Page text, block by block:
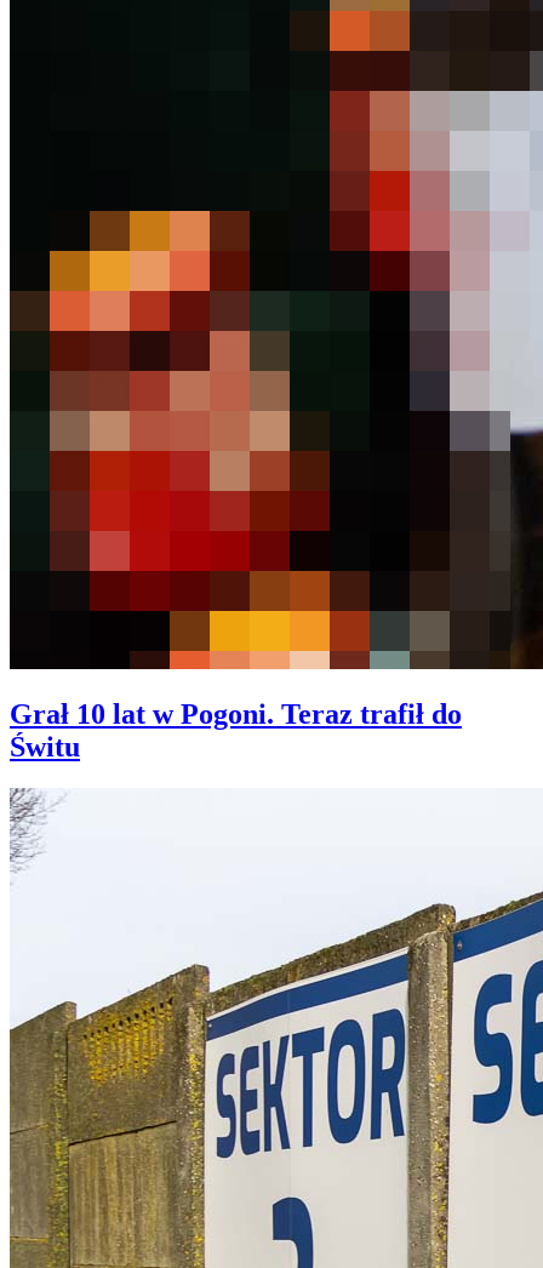
Grał 10 lat w Pogoni. Teraz trafił do
Świtu